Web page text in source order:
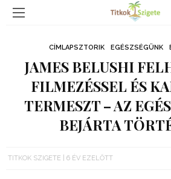
CÍMLAPSZTORIK EGÉSZSÉGÜNK
JAMES BELUSHI
FILMEZÉSSEL ÉS
TERMESZT – AZ
BEJÁRTA
TITKOK SZIGETE 6 ÉV EZELŐTT